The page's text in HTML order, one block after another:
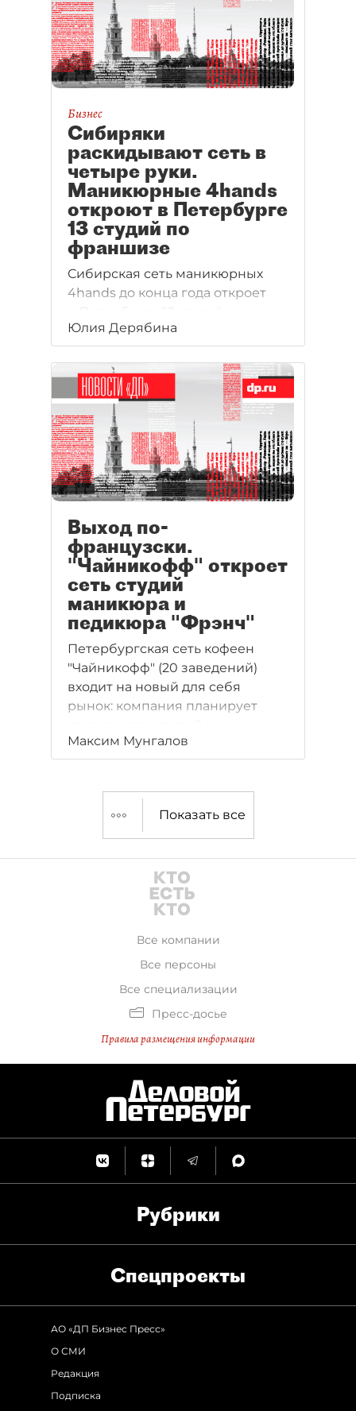
Калининском районе города
может стать хорошей
девелоперской перспективой
для новых владельцев.
Подробности — в материале
"ДП".
Бизнес
Сибиряки
раскидывают сеть в
четыре руки.
Маникюрные 4hands
откроют в Петербурге
13 студий по
франшизе
Сибирская сеть маникюрных
4hands до конца года откроет
по франшизе. В перспективе —
запуск 40 новых заведений сети
по всему городу. В целом рынок
маникюрных услуг вырос на 13%.
Юлия Дерябина
Выход по-
французски.
"Чайникофф" откроет
сеть студий
маникюра и
педикюра "Фрэнч"
Петербургская сеть кофеен
"Чайникофф" (20 заведений)
входит на новый для себя
рынок: компания планирует
педикюра "Фрэнч".
Максим Мунгалов
Показать все
Все компании
Все персоны
Все специализации
Пресс-досье
Правила размещения информации
Рубрики
Спец­проекты
АО «ДП Бизнес Пресс»
О СМИ
Редакция
Подписка